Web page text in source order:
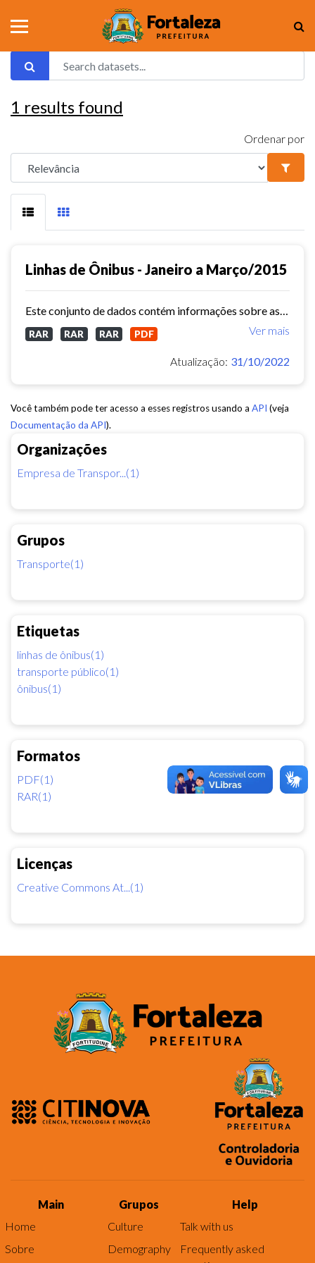
Organizações
Empresa de Transpor...(1)
Grupos
Transporte(1)
Etiquetas
linhas de ônibus(1)
transporte público(1)
ônibus(1)
Formatos
PDF(1)
RAR(1)
Licenças
Creative Commons At...(1)
1 results found
Ordenar por
Linhas de Ônibus - Janeiro a Março/2015
Ver mais
RAR RAR RAR PDF
Atualização: 31/10/2022
Você também pode ter acesso a esses registros usando a API (veja
Documentação da API).
Main
Home
Sobre
Grupos
Culture
Demography
Help
Talk with us
Frequently asked